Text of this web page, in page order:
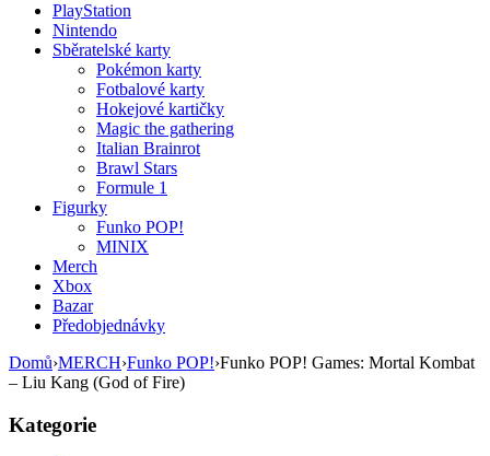
PlayStation
Nintendo
Sběratelské karty
Pokémon karty
Fotbalové karty
Hokejové kartičky
Magic the gathering
Italian Brainrot
Brawl Stars
Formule 1
Figurky
Funko POP!
MINIX
Merch
Xbox
Bazar
Předobjednávky
Domů›MERCH›Funko POP!›Funko POP! Games: Mortal Kombat
– Liu Kang (God of Fire)
Kategorie